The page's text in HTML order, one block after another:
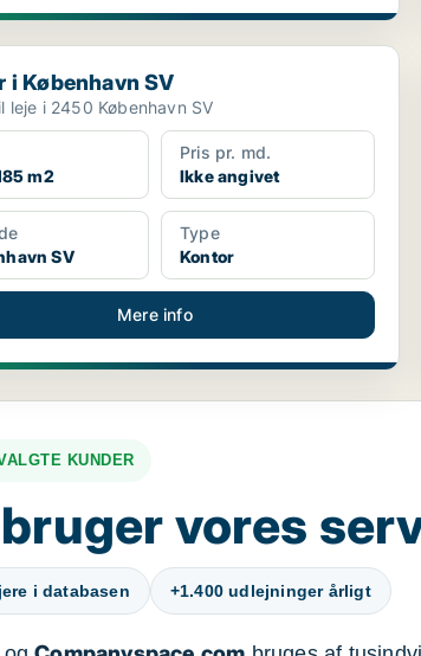
SV
i København SV
leje i 2450 København SV
m2
Pris pr. md.
Ikke angivet
SV
Type
Kontor
Mere info
KUNDER
vores
i databasen +1.400 udlejninger årligt